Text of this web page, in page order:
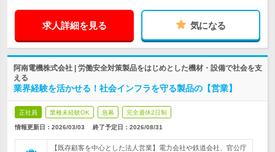
求人詳細を見る 気になる
阿南電機株式会社 | 労働安全対策製品をはじめとした機材・設備で社会を支
える
業界経験を活かせる！社会インフラを守る製品の【営業】
正社員 業種未経験OK 急募 完全週休2日制
情報更新日：2026/03/03 終了予定日： 2026/08/31
【既存顧客を中心とした法人営業】電力会社や鉄道会社、官公庁